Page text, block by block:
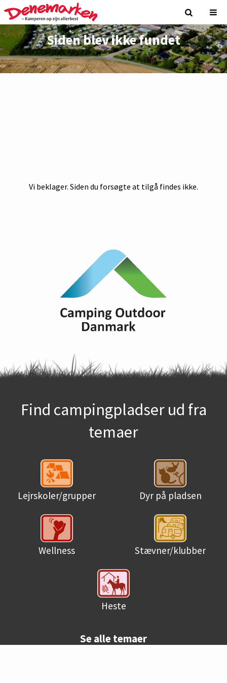
Siden blev ikke fundet
Vi beklager. Siden du forsøgte at tilgå findes ikke.
Find campingpladser ud fra
temaer
Lejrskoler/grupper Dyr på pladsen
Wellness Stævner/klubber
Heste
Se alle temaer